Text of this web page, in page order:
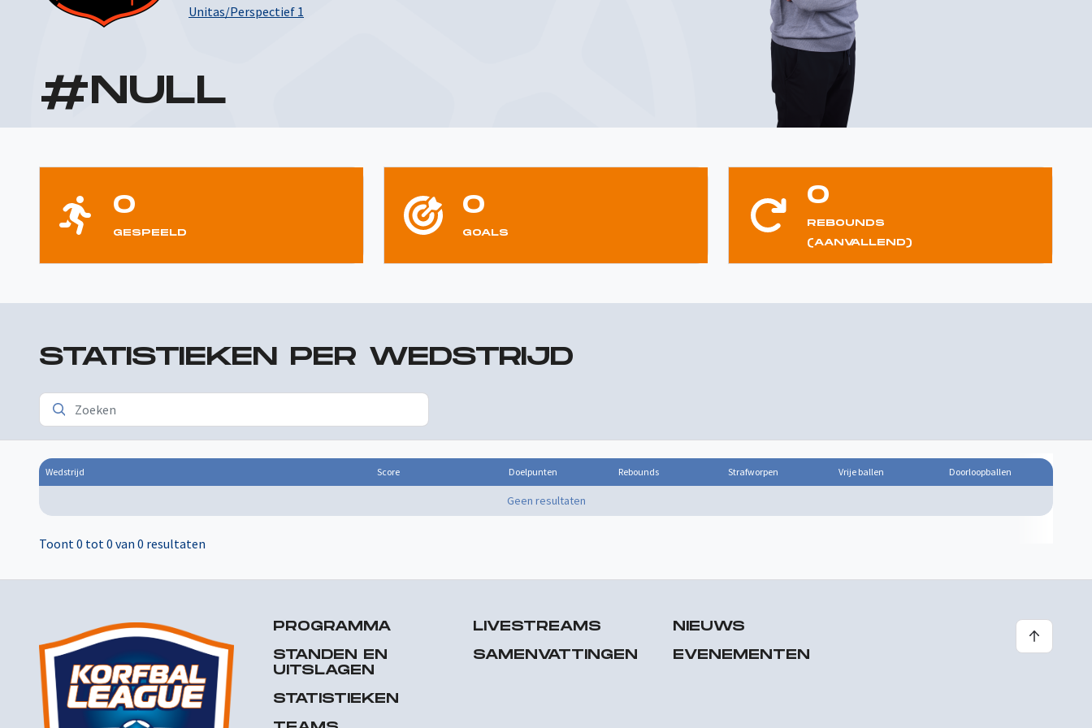
Unitas/Perspectief 1
#NULL
0
GESPEELD
0
GOALS
0
REBOUNDS
(AANVALLEND)
STATISTIEKEN PER WEDSTRIJD
Wedstrijd Score Doelpunten Rebounds Strafworpen Vrije ballen Doorloopballen
Geen resultaten
Toont 0 tot 0 van 0 resultaten
PROGRAMMA
STANDEN EN
UITSLAGEN
STATISTIEKEN
LIVESTREAMS
SAMENVATTINGEN
NIEUWS
EVENEMENTEN